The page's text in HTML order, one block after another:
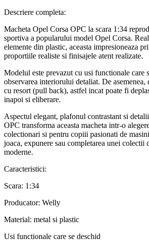
Descriere completa:
Macheta Opel Corsa OPC la scara 1:34
sportiva a popularului model Opel Corsa.
elemente din plastic, aceasta impresioneaza
proportiile realiste si finisajele atent realizate.
Modelul este prevazut cu usi functionale care
observarea interiorului detaliat. De asemenea,
cu resort (pull back), astfel incat poate fi
inapoi si eliberare.
Aspectul elegant, plafonul contrastant si
OPC transforma aceasta macheta intr-o
colectionari si pentru copiii pasionati de
joaca, expunere sau completarea unei colectii
moderne.
Caracteristici:
Scara: 1:34
Producator: Welly
Material: metal si plastic
Usi functionale care se deschid